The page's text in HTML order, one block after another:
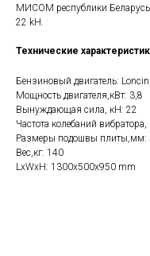
МИСОМ республики Беларусь
22 kH.
Технические
Бензиновый двигатель:
Мощность двигателя,кВт: 3,8
Вынуждающая сила, кН: 22
Частота колебаний
Размеры подошвы плиты,мм:
Вес,кг: 140
LxWxH: 1300x500x950 mm